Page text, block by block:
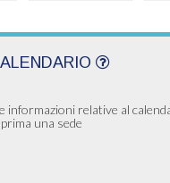
informazioni relative al
una sede